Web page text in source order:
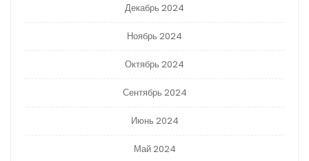
Декабрь 2024
Ноябрь 2024
Октябрь 2024
Сентябрь 2024
Июнь 2024
Май 2024